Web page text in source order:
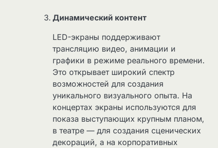
Динамический контент
LED-экраны поддерживают
трансляцию видео, анимации и
графики в режиме реального времени.
Это открывает широкий спектр
возможностей для создания
уникального визуального опыта. На
концертах экраны используются для
показа выступающих крупным планом,
в театре — для создания сценических
декораций, а на корпоративных